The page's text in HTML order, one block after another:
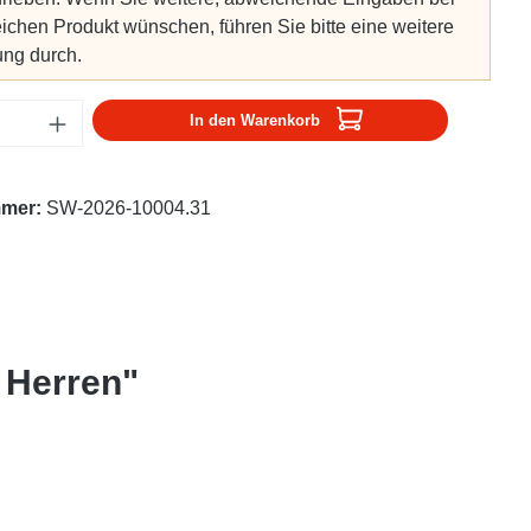
Produkt wünschen, führen Sie bitte eine weitere
durch.
Gib den gewünschten Wert ein
In den Warenkorb
SW-2026-10004.31